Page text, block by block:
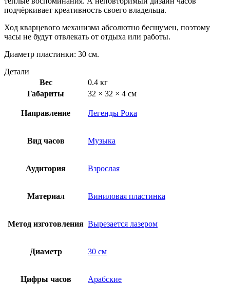
подчёркивает креативность своего владельца.
Ход кварцевого механизма абсолютно бесшумен, поэтому
часы не будут отвлекать от отдыха или работы.
Диаметр пластинки: 30 см.
Детали
Вес
0.4 кг
Габариты
32 × 32 × 4 см
Направление Легенды Рока
Вид часов Музыка
Аудитория Взрослая
Материал Виниловая пластинка
Метод изготовления Вырезается лазером
Диаметр 30 см
Цифры часов Арабские